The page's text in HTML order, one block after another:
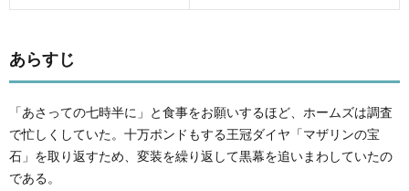
あらすじ
「あさっての七時半に」と食事をお願いするほど、ホームズは調査
で忙しくしていた。十万ポンドもする王冠ダイヤ「マザリンの宝
石」を取り返すため、変装を繰り返して黒幕を追いまわしていたの
である。